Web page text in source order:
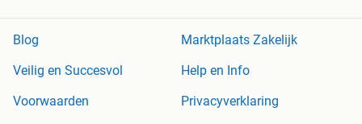
Blog
Marktplaats Zakelijk
Veilig en Succesvol
Help en Info
Voorwaarden
Privacyverklaring